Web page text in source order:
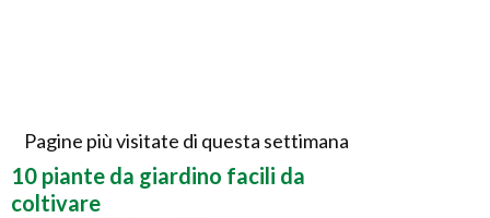
Pagine più visitate di questa settimana
10 piante da giardino facili da
coltivare